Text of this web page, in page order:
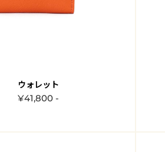
ウォレット
¥41,800 -